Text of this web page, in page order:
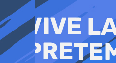
al
contenido